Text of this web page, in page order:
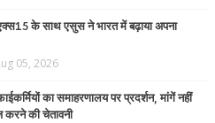
के साथ एसुस ने भारत में बढ़ाया अपना
05, 2026
का समाहरणालय पर प्रदर्शन, मांगें नहीं
करने की चेतावनी